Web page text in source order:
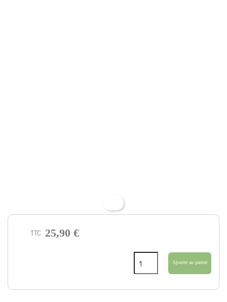
TTC 25,90 €
Ajouter au panier